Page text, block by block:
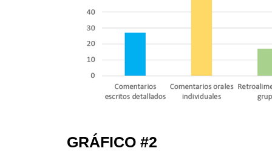
GRÁFICO #2